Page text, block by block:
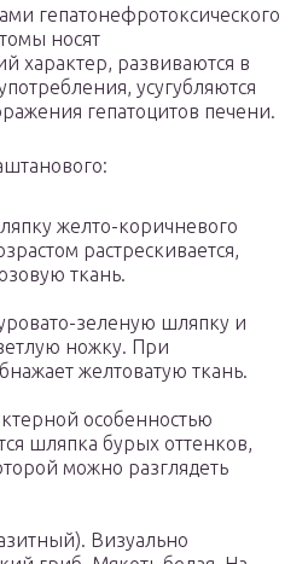
гепатонефротоксического
носят
характер, развиваются в
усугубляются
гепатоцитов печени.
желто-коричневого
растрескивается,
ткань.
зеленую шляпку и
ножку. При
желтоватую ткань.
особенностью
шляпка бурых оттенков,
можно разглядеть
Визуально